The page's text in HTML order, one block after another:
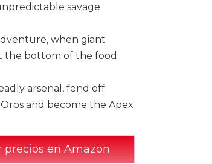
savage
when giant
the bottom of the food
arsenal, fend off
and become the Apex
precios en Amazon